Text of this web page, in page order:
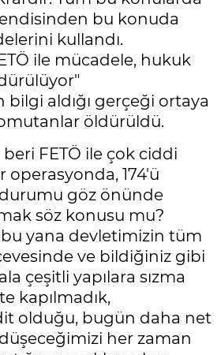
bu konuda
kullandı.
ile mücadele, hukuk
bilgi aldığı gerçeği ortaya
öldürüldü.
FETÖ ile çok ciddi
operasyonda, 174'ü
durumu göz önünde
söz konusu mu?
bu yana devletimizin tüm
ve bildiğiniz gibi
çeşitli yapılara sızma
kapılmadık,
olduğu, bugün daha net
düşeceğimizi her zaman